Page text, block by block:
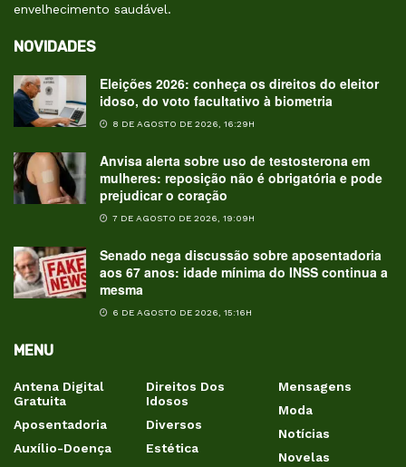
envelhecimento saudável.
NOVIDADES
Eleições 2026: conheça os direitos do eleitor
idoso, do voto facultativo à biometria
8 DE AGOSTO DE 2026, 16:29H
Anvisa alerta sobre uso de testosterona em
mulheres: reposição não é obrigatória e pode
prejudicar o coração
7 DE AGOSTO DE 2026, 19:09H
Senado nega discussão sobre aposentadoria
aos 67 anos: idade mínima do INSS continua a
mesma
6 DE AGOSTO DE 2026, 15:16H
MENU
Antena Digital
Gratuita
Aposentadoria
Auxílio-Doença
Direitos Dos
Idosos
Diversos
Estética
Mensagens
Moda
Notícias
Novelas